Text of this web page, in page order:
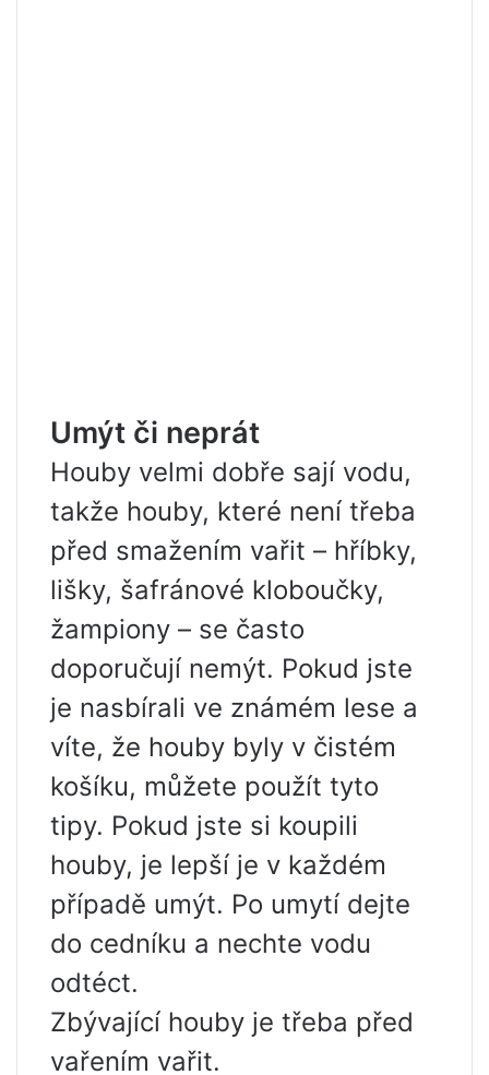
Umýt či neprát
Houby velmi dobře sají vodu,
takže houby, které není třeba
před smažením vařit – hříbky,
lišky, šafránové kloboučky,
žampiony – se často
doporučují nemýt. Pokud jste
je nasbírali ve známém lese a
víte, že houby byly v čistém
košíku, můžete použít tyto
tipy. Pokud jste si koupili
houby, je lepší je v každém
případě umýt. Po umytí dejte
do cedníku a nechte vodu
odtéct.
Zbývající houby je třeba před
vařením vařit.